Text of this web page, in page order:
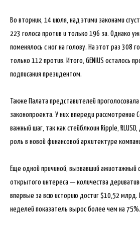
Во вторник, 14 июля, над этими законами
223 голоса против и только 196 за. Однако
поменялось с ног на голову. На этот раз 308
только 112 против. Итого, GENIUS осталось
подписания президентом.
Также Палата представителей
законопроекта. У них впереди рассмотрение
важный шаг, так как стейблкоин Ripple,
роль в новой финансовой архитектуре
Еще одной причиной, вызвавший ажиотажный
открытого интереса — количества
впервые за всю историю достиг $10,52 млрд.
неделей показатель вырос более чем на 75%.